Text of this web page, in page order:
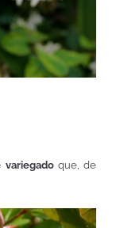
variegadoque, de